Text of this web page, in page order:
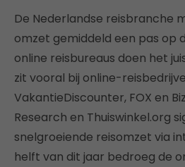
De Nederlandse reisbranche
omzet gemiddeld een pas op
online reisbureaus doen het
zit vooral bij online-
VakantieDiscounter, FOX en
Research en Thuiswinkel.org
snelgroeiende reisomzet via
helft van dit jaar bedroeg de